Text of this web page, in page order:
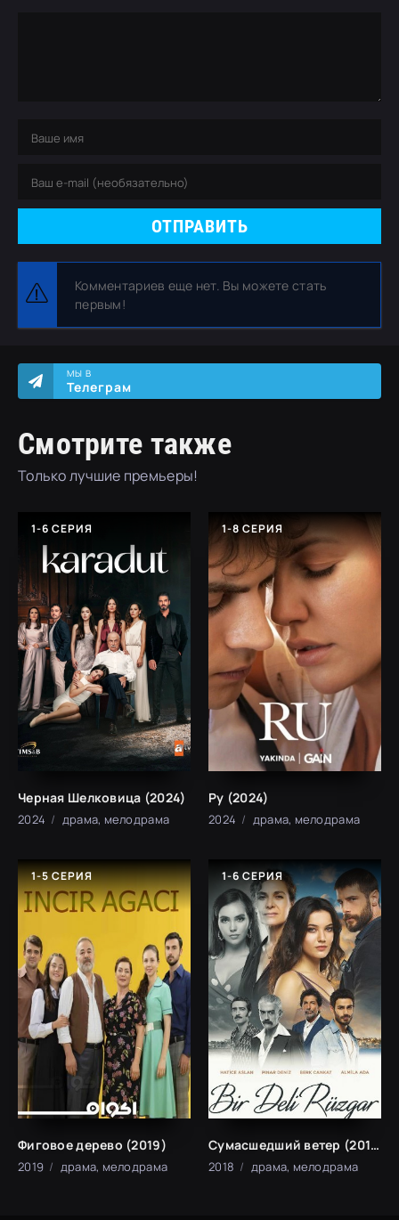
ОТПРАВИТЬ
Комментариев еще нет. Вы можете стать
первым!
Смотрите также
Только лучшие премьеры!
МЫ В
Телеграм
1-6 СЕРИЯ
Черная Шелковица (2024)
2024 драма, мелодрама
1-8 СЕРИЯ
Ру (2024)
2024 драма, мелодрама
1-5 СЕРИЯ
Фиговое дерево (2019)
2019 драма, мелодрама
1-6 СЕРИЯ
Сумасшедший ветер (2018)
2018 драма, мелодрама